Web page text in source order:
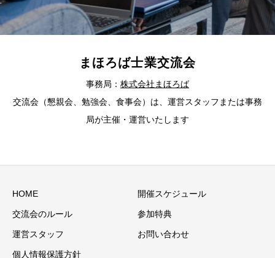
まほろば士業交流会
事務局： 株式会社まほろば
交流会（懇親会、勉強会、食事会）は、運営スタッフまたは事務
局が主催・運営いたします
HOME 開催スケジュール
交流会のルール 参加特典
運営スタッフ お問い合わせ
個人情報保護方針